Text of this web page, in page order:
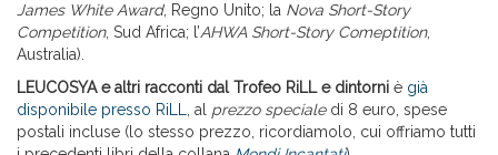
James White Award, Regno Unito; la Nova Short-Story
Competition, Sud Africa; l’AHWA Short-Story Comeptition,
Australia).
LEUCOSYA e altri racconti dal Trofeo RiLL e dintorni è già
disponibile presso RiLL
, al prezzo specialedi 8 euro, spese
postali incluse (lo stesso prezzo, ricordiamolo, cui offriamo tutti